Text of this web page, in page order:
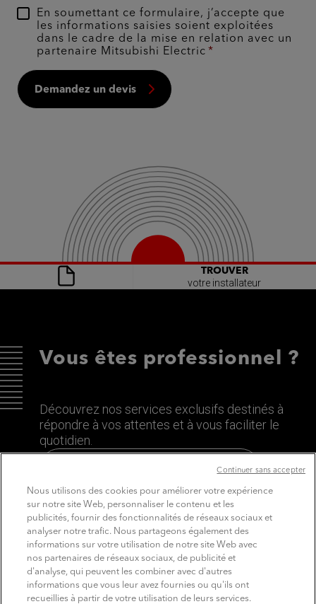
En soumettant ce formulaire, j’accepte que
les informations saisies soient exploitées
dans le cadre de la mise en relation avec un
partenaire Mitsubishi Electric
Demandez un devis
TROUVER
votre installateur
Vous êtes professionnel ?
Découvrez nos services exclusifs destinés à
répondre à vos attentes et à vous faciliter le
quotidien.
Découvrez le site dédié aux Pros
Nous utilisons des cookies pour améliorer votre expérience
sur notre site Web, personnaliser le contenu et les
publicités, fournir des fonctionnalités de réseaux sociaux et
analyser notre trafic. Nous partageons également des
informations sur votre utilisation de notre site Web avec
nos partenaires de réseaux sociaux, de publicité et
d'analyse, qui peuvent les combiner avec d'autres
informations que vous leur avez fournies ou qu'ils ont
recueillies à partir de votre utilisation de leurs services.
Continuer sans accepter